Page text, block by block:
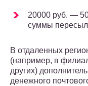
20000 руб. —
суммы
В отдаленных
(например, в
других)
денежного